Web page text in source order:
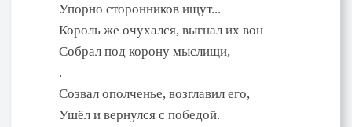
Упорно сторонников ищут...
Король же очухался, выгнал их вон
Собрал под корону мыслищи,
.
Созвал ополченье, возглавил его,
Ушёл и вернулся с победой.